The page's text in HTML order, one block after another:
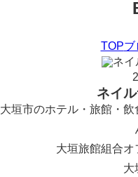
TOPブ
ネイ
大垣市のホテル・旅館・
大垣旅館組合
大